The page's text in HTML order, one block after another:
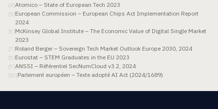
[4 ]Atomico – State of European Tech 2023
[5]European Commission – European Chips Act Implementation Report
2024
[6 ]McKinsey Global Institute – The Economic Value of Digital Single Market
2023
[7 ]Roland Berger – Sovereign Tech Market Outlook Europe 2030, 2024
[8]Eurostat – STEM Graduates in the EU 2023
[9 ]ANSSI – Référentiel SecNumCloud v3.2, 2024
[10]Parlement européen – Texte adopté AI Act (2024/1689)